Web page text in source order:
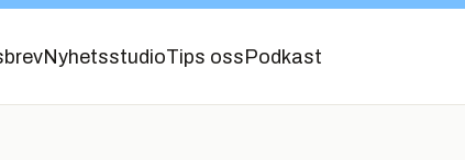
NyhetsstudioTips oss Podkast